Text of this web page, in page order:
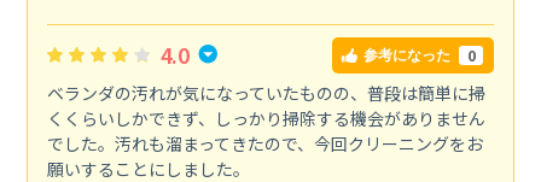
4.0 参考になった 0
ベランダの汚れが気になっていたものの、普段は簡単に掃
くくらいしかできず、しっかり掃除する機会がありません
でした。汚れも溜まってきたので、今回クリーニングをお
願いすることにしました。